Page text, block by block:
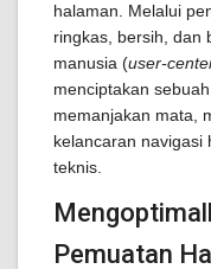
halaman. Melalui
ringkas, bersih, dan
manusia (user-
menciptakan
memanjakan mata,
kelancaran navigasi
teknis.
Pemuatan